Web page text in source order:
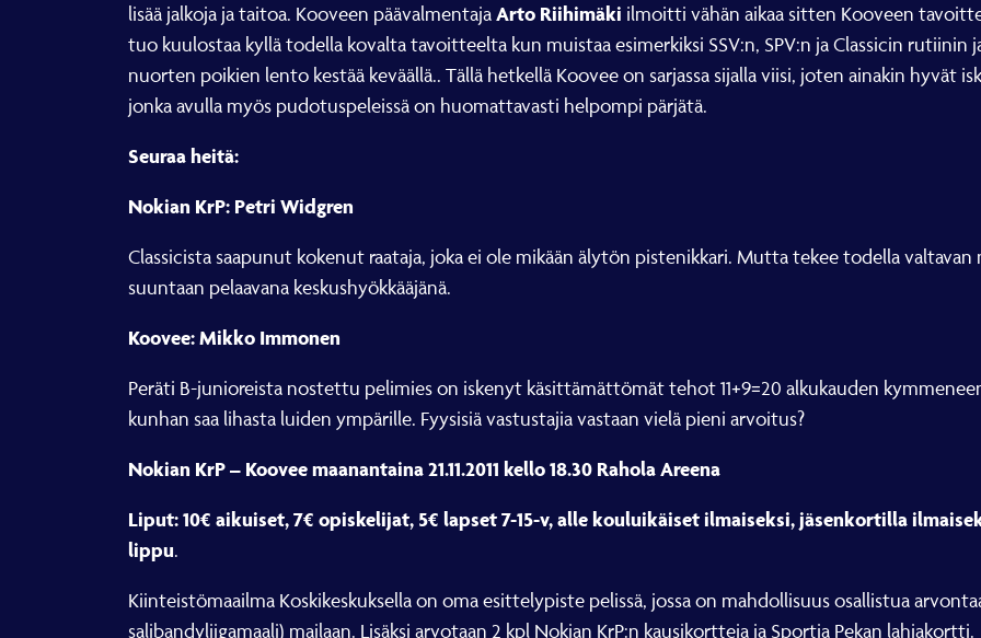
lisää jalkoja ja taitoa. Kooveen päävalmentajaArto Riihimäki ilmoitti vähän aikaa sitten Kooveen
tuo kuulostaa kyllä todella kovalta tavoitteelta kun muistaa esimerkiksi SSV:n, SPV:n ja Classicin
nuorten poikien lento kestää keväällä.. Tällä hetkellä Koovee on sarjassa sijalla viisi, joten ainakin hyvät
jonka avulla myös pudotuspeleissä on huomattavasti helpompi pärjätä.
Seuraa heitä:
Nokian KrP: Petri Widgren
Classicista saapunut kokenut raataja, joka ei ole mikään älytön pistenikkari. Mutta tekee todella
suuntaan pelaavana keskushyökkääjänä.
Koovee: Mikko Immonen
Peräti B-junioreista nostettu pelimies on iskenyt käsittämättömät tehot 11+9=20 alkukauden
kunhan saa lihasta luiden ympärille. Fyysisiä vastustajia vastaan vielä pieni arvoitus?
Nokian KrP – Koovee maanantaina 21.11.2011 kello 18.30 Rahola Areena
Liput: 10€ aikuiset, 7€ opiskelijat, 5€ lapset 7-15-v, alle kouluikäiset ilmaiseksi, jäsenkortilla
lippu.
Kiinteistömaailma Koskikeskuksella on oma esittelypiste pelissä, jossa on mahdollisuus osallistua
salibandyliigamaali) mailaan. Lisäksi arvotaan 2 kpl Nokian KrP:n kausikortteja ja Sportia Pekan lahjakortti.